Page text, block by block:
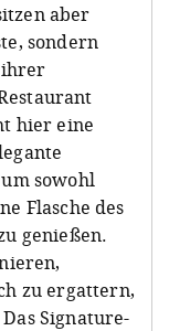
aber
sondern
ihrer
hier eine
sowohl
Flasche des
genießen.
zu ergattern,
Signature-